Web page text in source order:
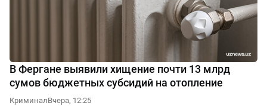
В Фергане выявили хищение почти 13 млрд
сумов бюджетных субсидий на отопление
КриминалВчера, 12:25